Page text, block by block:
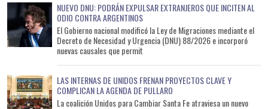
NUEVO DNU: PODRÁN EXPULSAR EXTRANJEROS QUE INCITEN AL
ODIO CONTRA ARGENTINOS
El Gobierno nacional modificó la Ley de Migraciones mediante el
Decreto de Necesidad y Urgencia (DNU) 88/2026 e incorporó
nuevas causales que permit
LAS INTERNAS DE UNIDOS FRENAN PROYECTOS CLAVE Y
COMPLICAN LA AGENDA DE PULLARO
La coalición Unidos para Cambiar Santa Fe atraviesa un nuevo